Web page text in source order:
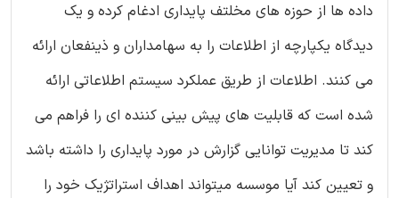
داده ها از حوزه های مخلتف پایداری ادغام کرده و یک
دیدگاه یکپارچه از اطلاعات را به سهامداران و ذینفعان ارائه
می کنند. اطلاعات از طریق عملکرد سیستم اطلاعاتی ارائه
شده است که قابلیت های پیش بینی کننده ای را فراهم می
کند تا مدیریت توانایی گزارش در مورد پایداری را داشته باشد
و تعیین کند آیا موسسه میتواند اهداف استراتژیک خود را